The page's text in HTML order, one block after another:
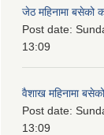
जेठ महिनामा बसेको
Post date:
13:09
वैशाख महिनामा
Post date:
13:09